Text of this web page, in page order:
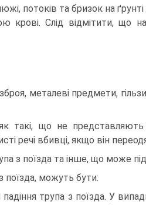
потоків та бризок на
крові. Слід відмітити, що
металеві предмети, гільзи
такі, що не
речі вбивці, якщо він
з поїзда та інше, що може
поїзда, можуть бути:
падіння трупа з поїзда. У